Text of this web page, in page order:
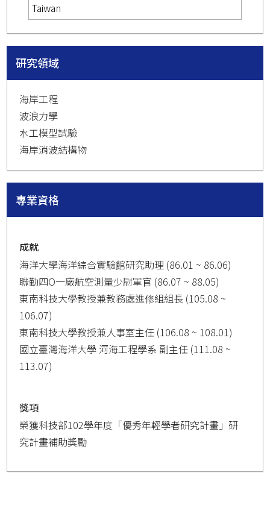
Taiwan
研究領域
海岸工程
波浪力學
水工模型試驗
海岸消波結構物
專業資格
成就
海洋大學海洋綜合實驗館研究助理 (86.01 ~ 86.06)
聯勤四O一廠航空測量少尉軍官 (86.07 ~ 88.05)
東南科技大學教授兼教務處進修組組長 (105.08 ~
106.07)
東南科技大學教授兼人事室主任 (106.08 ~ 108.01)
國立臺灣海洋大學 河海工程學系 副主任 (111.08 ~
113.07)
獎項
榮獲科技部102學年度「優秀年輕學者研究計畫」研
究計畫補助獎勵